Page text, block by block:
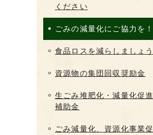
ください
ごみの減量化にご協力を！
食品ロスを減らしましょう
資源物の集団回収奨励金
生ごみ堆肥化・減量化促進
補助金
ごみ減量化、資源化事業促